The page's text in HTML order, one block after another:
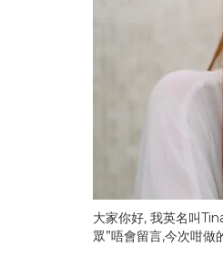
大家你好, 我英名叫
眾”唔會留言,今次咁